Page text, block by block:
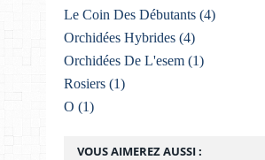
VOUS AIMEREZ AUSSI :
Le Coin Des Débutants (4)
Orchidées Hybrides (4)
Orchidées De L'esem (1)
Rosiers (1)
O (1)